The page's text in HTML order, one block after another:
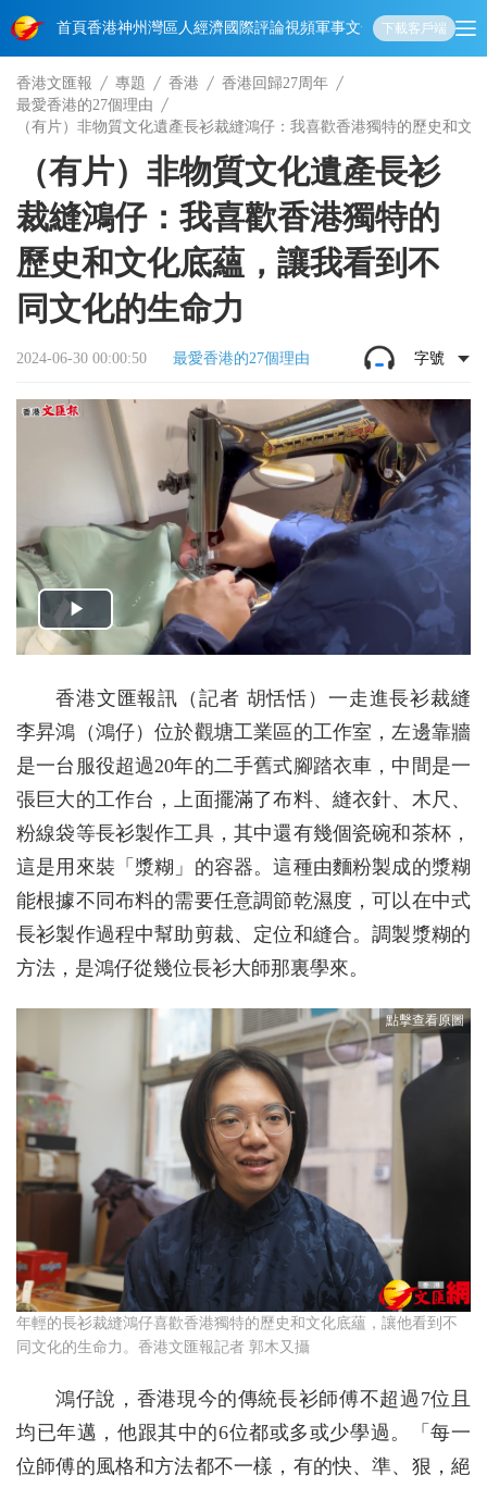
首頁香港神州 灣區人經濟國際評論視頻軍事文化 娛樂生活教育體
下載客戶端
香港文匯報 專題 香港
香港回歸27周年
最愛香港的27個理由
（有片）非物質文化遺產長衫裁縫鴻仔：我喜歡香港獨特的歷史和文
（有片）非物質文化遺產長衫
裁縫鴻仔：我喜歡香港獨特的
歷史和文化底蘊，讓我看到不
同文化的生命力
2024-06-30 00:00:50 最愛香港的27個理由 字號
香港文匯報訊（記者 胡恬恬）一走進長衫裁縫
李昇鴻（鴻仔）位於觀塘工業區的工作室，左邊靠牆
是一台服役超過20年的二手舊式腳踏衣車，中間是一
張巨大的工作台，上面擺滿了布料、縫衣針、木尺、
粉線袋等長衫製作工具，其中還有幾個瓷碗和茶杯，
這是用來裝「漿糊」的容器。這種由麵粉製成的漿糊
能根據不同布料的需要任意調節乾濕度，可以在中式
長衫製作過程中幫助剪裁、定位和縫合。調製漿糊的
方法，是鴻仔從幾位長衫大師那裏學來。
年輕的長衫裁縫鴻仔喜歡香港獨特的歷史和文化底蘊，讓他看到不
同文化的生命力。香港文匯報記者 郭木又攝
鴻仔說，香港現今的傳統長衫師傅不超過7位且
均已年邁，他跟其中的6位都或多或少學過。「每一
位師傅的風格和方法都不一樣，有的快、準、狠，絕